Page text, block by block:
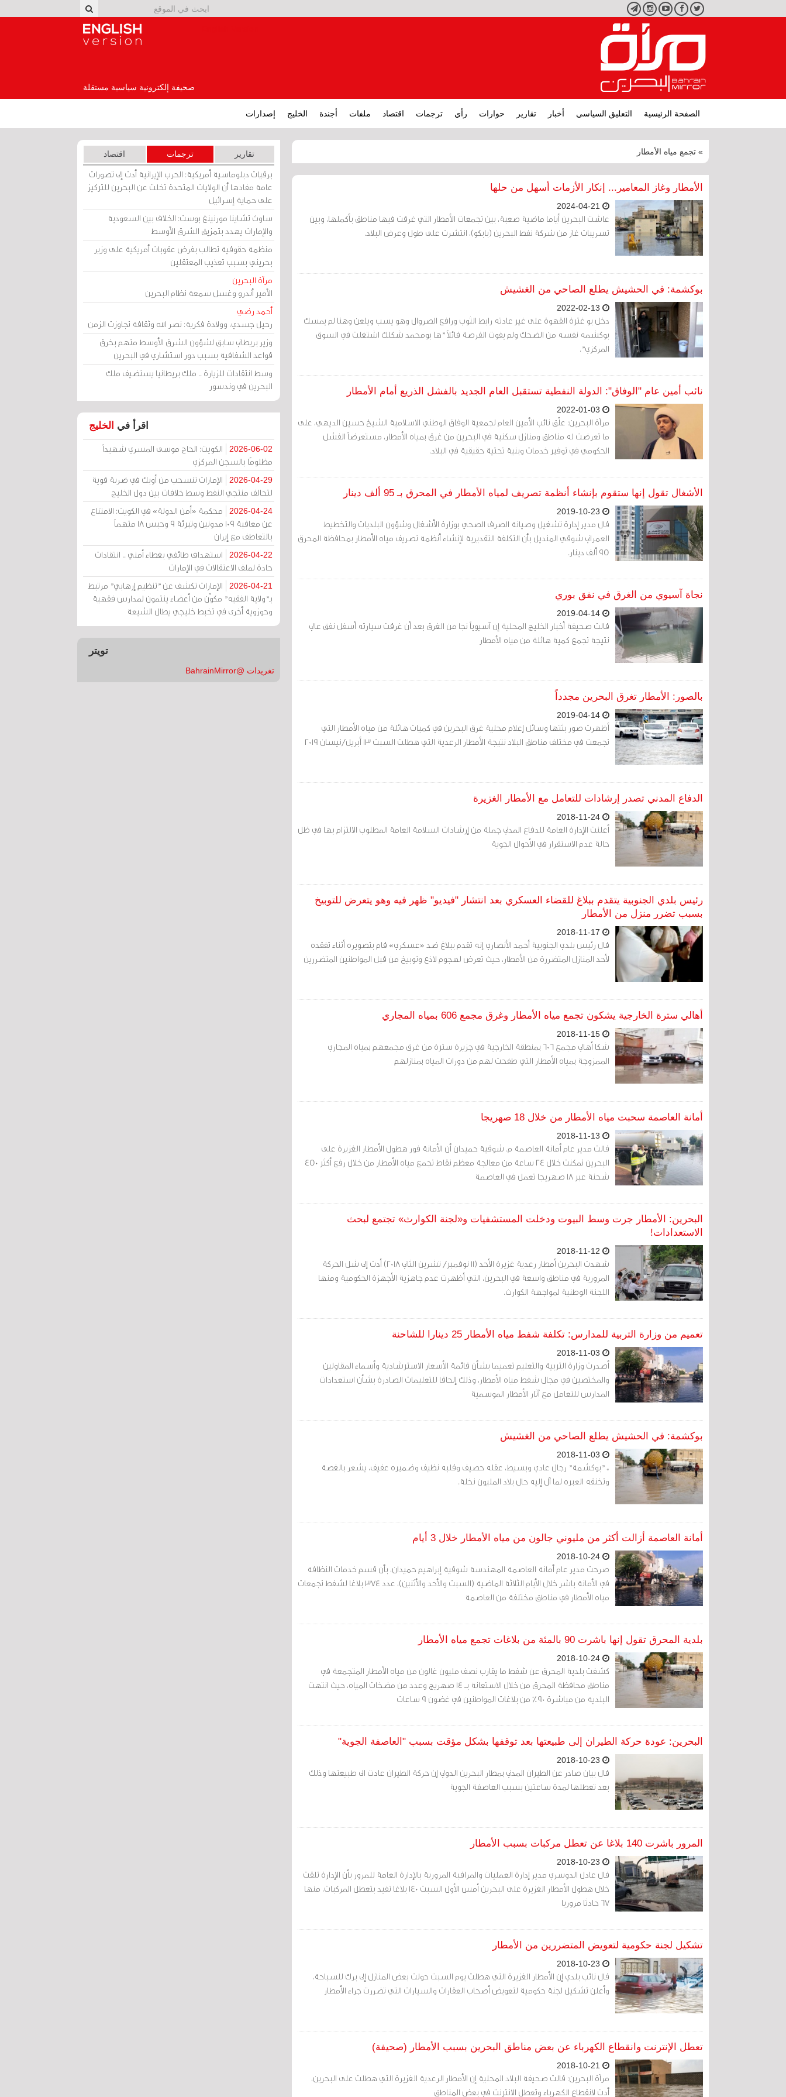
تويتر فيسبوكيوتيوبانستجرامتليجرام
صحيفة إلكترونية سياسية مستقلة
الصفحة الرئيسية التعليق السياسي أخبار تقارير حوارات رأي ترجمات اقتصاد ملفات أجندة الخليج إصدارات
» تجمع مياه الأمطار
الأمطار وغاز المعامير... إنكار الأزمات أسهل من حلها
عاشت البحرين أياما ماضية صعبة، بين تجمعات الأمطار التي غرقت فيها مناطق بأكملها، وبين
تسريبات غاز من شركة نفط البحرين (بابكو)، انتشرت على طول وعرض البلاد.
بوكشمة: في الحشيش يطلع الصاحي من الغشيش
دخل بو غترة القهوة على غير عادته رابط الثوب ورافع الصروال وهو يسب ويلعن وهنا لم يمسك
بوكشمه نفسه من الضحك ولم يفوت الفرصة قائلاً "ها بومحمد شكلك اشتغلت في السوق
المركزي".
نائب أمين عام "الوفاق": الدولة النفطية تستقبل العام الجديد بالفشل الذريع أمام الأمطار
مرآة البحرين: علّق نائب الأمين العام لجمعية الوفاق الوطني الاسلامية الشيخ حسين الديهي، على
ما تعرضت له مناطق ومنازل سكنية في البحرين من غرق بمياه الأمطار، مستعرضاً الفشل
الحكومي في توفير خدمات وبنية تحتية حقيقية في البلاد.
الأشغال تقول إنها ستقوم بإنشاء أنظمة تصريف لمياه الأمطار في المحرق بـ 95 ألف دينار
قال مدير إدارة تشغيل وصيانة الصرف الصحي ب‍وزارة الأشغال وشؤون البلديات والتخطيط
العمراني شوقي المنديل بأن التكلفة التقديرية لإنشاء أنظمة تصريف مياه الأمطار بمحافظة المحرق
95 ألف دينار.
نجاة آسيوي من الغرق في نفق بوري
قالت صحيفة أخبار الخليج المحلية إن آسيوياً نجا من الغرق بعد أن غرقت سيارته أسفل نفق عالي
نتيجة تجمع كمية هائلة من مياه الأمطار
بالصور: الأمطار تغرق البحرين مجدداً
أظهرت صور بثتها وسائل إعلام محلية غرق البحرين في كميات هائلة من مياه الأمطار التي
تجمعت في مختلف مناطق البلاد نتيجة الأمطار الرعدية التي هطلت السبت 13 أبريل/نيسان 2019
الدفاع المدني تصدر إرشادات للتعامل مع الأمطار الغزيرة
أعلنت الإدارة العامة للدفاع المدني جملة من إرشادات السلامة العامة المطلوب الالتزام بها في ظل
حالة عدم الاستقرار في الأحوال الجوية
رئيس بلدي الجنوبية يتقدم ببلاغ للقضاء العسكري بعد انتشار "فيديو" ظهر فيه وهو يتعرض للتوبيخ
بسبب تضرر منزل من الأمطار
قال رئيس بلدي الجنوبية أحمد الأنصاري إنه تقدم ببلاغ ضد «عسكري» قام بتصويره أثناء تفقده
لأحد المنازل المتضررة من الأمطار، حيث تعرض لهجوم لاذع وتوبيخ من قبل المواطنين المتضررين
أهالي سترة الخارجية يشكون تجمع مياه الأمطار وغرق مجمع 606 بمياه المجاري
شكا أهالي مجمع 606 بمنطقة الخارجية في جزيرة سترة من غرق مجمعهم بمياه المجاري
الممزوجة بمياه الأمطار التي طفحت لهم من دورات المياه بمنازلهم
أمانة العاصمة سحبت مياه الأمطار من خلال 18 صهريجا
قالت مدير عام أمانة العاصمة م. شوقية حميدان أن الأمانة فور هطول الأمطار الغزيرة على
البحرين تمكنت خلال 24 ساعة من معالجة معظم نقاط تجمع مياه الأمطار من خلال رفع أكثر 450
شحنة عبر 18 صهريجا تعمل في العاصمة
البحرين: الأمطار جرت وسط البيوت ودخلت المستشفيات و«لجنة الكوارث» تجتمع لبحث
الاستعدادات!
شهدت البحرين أمطار رعدية غزيرة الأحد (11 نوفمبر/ تشرين الثاني 2018) أدت إلى شل الحركة
المرورية في مناطق واسعة في البحرين، التي أظهرت عدم جاهزية الأجهزة الحكومية ومنها
اللجنة الوطنية لمواجهة الكوارث.
تعميم من وزارة التربية للمدارس: تكلفة شفط مياه الأمطار 25 دينارا للشاحنة
أصدرت وزارة التربية والتعليم تعميما بشأن قائمة الأسعار الاسترشادية وأسماء المقاولين
والمختصين في مجال شفط مياه الأمطار، وذلك إلحاقا للتعليمات الصادرة بشأن استعدادات
المدارس للتعامل مع آثار الأمطار الموسمية
بوكشمة: في الحشيش يطلع الصاحي من الغشيش
* "بوكشمة" رجال عادي وبسيط، عقله حصيف وقلبه نظيف وضميره عفيف، يشعر بالغصة
وتخنقه العبره لما آل إليه حال بلاد المليون نخلة.
أمانة العاصمة أزالت أكثر من مليوني جالون من مياه الأمطار خلال 3 أيام
صرحت مدير عام أمانة العاصمة المهندسة شوقية إبراهيم حميدان، بأن قسم خدمات النظافة
في الأمانة باشر خلال الأيام الثلاثة الماضية (السبت والأحد والأثنين)، عدد 374 بلاغا لشفط تجمعات
مياه الأمطار في مناطق مختلفة من العاصمة
بلدية المحرق تقول إنها باشرت 90 بالمئة من بلاغات تجمع مياه الأمطار
كشفت بلدية المحرق عن شفط ما يقارب نصف مليون غالون من مياه الأمطار المتجمعة في
مناطق محافظة المحرق من خلال الاستعانة بــ 14 صهريج وعدد من مضخات المياه، حيث انتهت
البلدية من مباشرة 90% من بلاغات المواطنين في غضون 9 ساعات
البحرين: عودة حركة الطيران إلى طبيعتها بعد توقفها بشكل مؤقت بسبب "العاصفة الجوية"
قال بيان صادر عن الطيران المدني بمطار البحرين الدولي إن حركة الطيران عادت الى طبيعتها وذلك
بعد تعطلها لمدة ساعتين بسبب العاصفة الجوية
المرور باشرت 140 بلاغا عن تعطل مركبات بسبب الأمطار
قال عادل الدوسري مدير إدارة العمليات والمراقبة المرورية بالإدارة العامة للمرور بأن الإدارة تلقت
خلال هطول الأمطار الغزيرة على البحرين أمس الأول السبت 140 بلاغا تفيد بتعطل المركبات، منها
67 حادثا مروريا
تشكيل لجنة حكومية لتعويض المتضررين من الأمطار
قال نائب بلدي إن الأمطار الغزيرة التي هطلت يوم السبت حولت بعض المنازل إلى برك للسباحة،
وأعلن تشكيل لجنة حكومية لتعويض أصحاب العقارات والسيارات التي تضررت جراء الأمطار
تعطل الإنترنت وانقطاع الكهرباء عن بعض مناطق البحرين بسبب الأمطار (صحيفة)
مرآة البحرين: قالت صحيفة البلاد المحلية إن الأمطار الرعدية الغزيرة التي هطلت على البحرين،
أدت لانقطاع الكهرباء وتعطل الانترنت في بعض المناطق
تقارير ترجمات اقتصاد
برقيات دبلوماسية أمريكية: الحرب الإيرانية أدت إلى تصورات
عامة مفادها أن الولايات المتحدة تخلت عن البحرين للتركيز
على حماية إسرائيل
ساوث تشاينا مورنينغ بوست: الخلاف بين السعودية
والإمارات يهدد بتمزيق الشرق الأوسط
منظمة حقوقية تطالب بفرض عقوبات أمريكية على وزير
بحريني بسبب تعذيب المعتقلين
مرآة البحرين
الأمير أندرو وغسل سمعة نظام البحرين
أحمد رضي
رحيل جسدي، وولادة فكرية: نصر الله وثقافة تجاوزت الزمن
وزير بريطاني سابق لشؤون الشرق الأوسط متهم بخرق
قواعد الشفافية بسبب دور استشاري في البحرين
وسط انتقادات للزيارة .. ملك بريطانيا يستضيف ملك
البحرين في وندسور
اقرأ في الخليج
2026-06-02
الكويت: الحاج موسى المسري شهيداً
مظلومًا بالسجن المركزي
2026-04-29
الإمارات تنسحب من أوبك في ضربة قوية
لتحالف منتجي النفط وسط خلافات بين دول الخليج
2026-04-24
محكمة «أمن الدولة» في الكويت: الامتناع
عن معاقبة 109 مدونين وتبرئة 9 وحبس 18 متهماً
بالتعاطف مع إيران
2026-04-22
استهداف طائفي بغطاء أمني .. انتقادات
حادة لملف الاعتقالات في الإمارات
2026-04-21
الإمارات تكشف عن "تنظيم إرهابي" مرتبط
بـ"ولاية الفقيه" مكوّن من أعضاء ينتمون لمدارس فقهية
وحوزوية أخرى في تخبط خليجي يطال الشيعة
تويتر
تغريدات @BahrainMirror